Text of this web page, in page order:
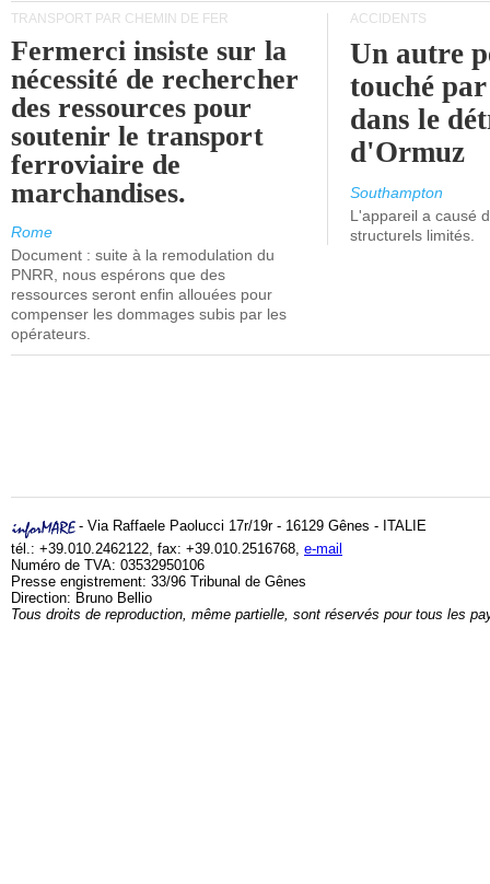
TRANSPORT PAR CHEMIN DE FER
Fermerci insiste sur la
nécessité de rechercher
des ressources pour
soutenir le transport
ferroviaire de
marchandises.
Rome
Document : suite à la remodulation du
PNRR, nous espérons que des
ressources seront enfin allouées pour
compenser les dommages subis par les
opérateurs.
ACCIDENTS
Un autre
touché
dans le
d'Ormuz
Southampton
L'appareil a causé
structurels limités.
- Via Raffaele Paolucci 17r/19r - 16129 Gênes - ITALIE
tél.: +39.010.2462122, fax: +39.010.2516768, e-mail
Numéro de TVA: 03532950106
Presse engistrement: 33/96 Tribunal de Gênes
Direction: Bruno Bellio
Tous droits de reproduction, même partielle, sont réservés pour tous les